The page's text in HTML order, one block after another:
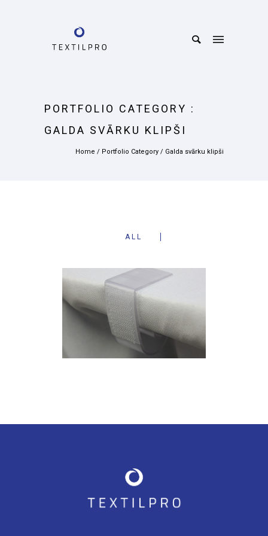
PORTFOLIO CATEGORY :
GALDA SVĀRKU KLIPŠI
Home / Portfolio Category / Galda svārku klipši
ALL
GALDA SVĀRKU
KLIPŠI
Galda svārku klipši